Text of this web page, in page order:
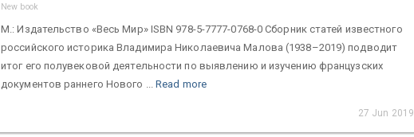
New book
М.: Издательство «Весь Мир» ISBN 978-5-7777-0768-0 Сборник статей известного
российского историка Владимира Николаевича Малова (1938–2019) подводит
итог его полувековой деятельности по выявлению и изучению французских
документов раннего Нового ... Read more
27 Jun 2019